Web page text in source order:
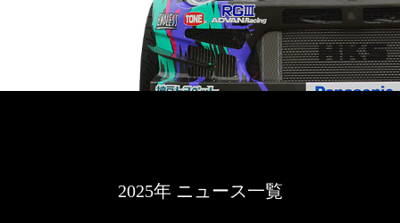
2025年 ニュース一覧